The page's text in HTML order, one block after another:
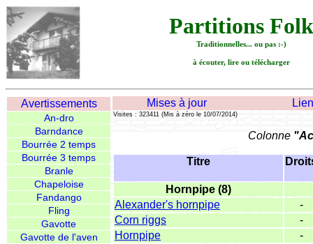
Partitions Folk
Traditionnelles... ou pas :-)
à écouter, lire ou télécharger
Avertissements
An-dro
Barndance
Bourrée 2 temps
Bourrée 3 temps
Branle
Chapeloise
Fandango
Fling
Gavotte
Gavotte de l'aven
Mises à jour
Visites : 323411 (Mis à zéro le 10/07/2014)
Colonne
Titre
Hornpipe (8)
Alexander's hornpipe
-
Corn riggs
-
Hornpipe
-